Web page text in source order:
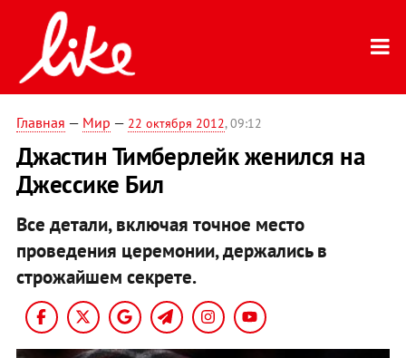
Главная — Мир — 22 октября 2012, 09:12
Джастин Тимберлейк женился на
Джессике Бил
Все детали, включая точное место
проведения церемонии, держались в
строжайшем секрете.